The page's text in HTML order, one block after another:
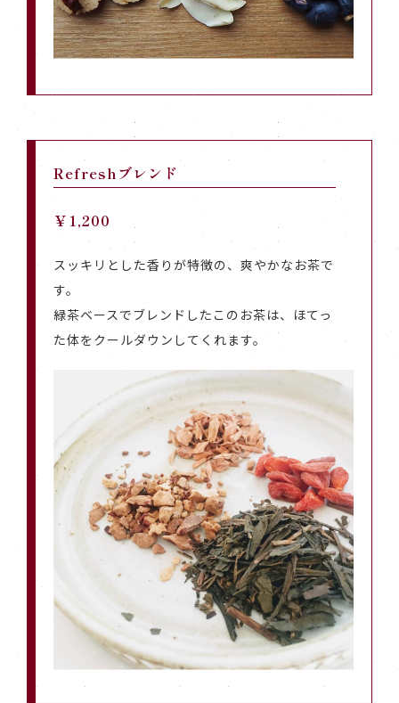
Refreshブレンド
￥1,200
スッキリとした香りが特徴の、爽やかなお茶で
す。
緑茶ベースでブレンドしたこのお茶は、ほてっ
た体をクールダウンしてくれます。